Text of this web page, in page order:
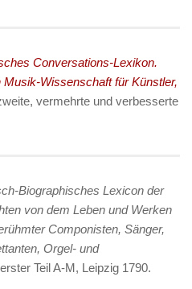
Conversations-Lexikon.
Wissenschaft für Künstler,
vermehrte und verbesserte
Biographisches Lexicon der
von dem Leben und Werken
Componisten, Sänger,
Orgel- und
Teil A-M, Leipzig 1790.